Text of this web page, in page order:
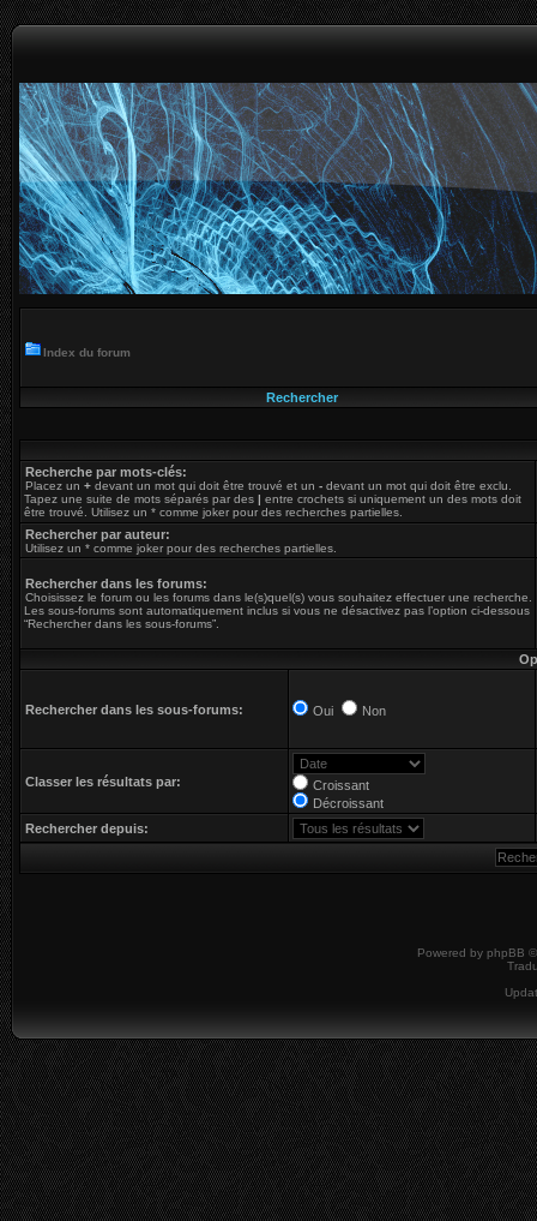
Index du forum
Rechercher
Recherche par mots-clés:
Placez un + devant un mot qui doit être trouvé et un - devant un mot qui doit être exclu.
Tapez une suite de mots séparés par des | entre crochets si uniquement un des mots doit
être trouvé. Utilisez un * comme joker pour des recherches partielles.
Rechercher par auteur:
Utilisez un * comme joker pour des recherches partielles.
Rechercher dans les forums:
Choisissez le forum ou les forums dans le(s)quel(s) vous souhaitez effectuer une recherche.
Les sous-forums sont automatiquement inclus si vous ne désactivez pas l’option ci-dessous
“Rechercher dans les sous-forums”.
Rechercher dans les sous-forums: Oui Non
Classer les résultats par:
Croissant
Décroissant
Rechercher depuis:
Powered by phpBB